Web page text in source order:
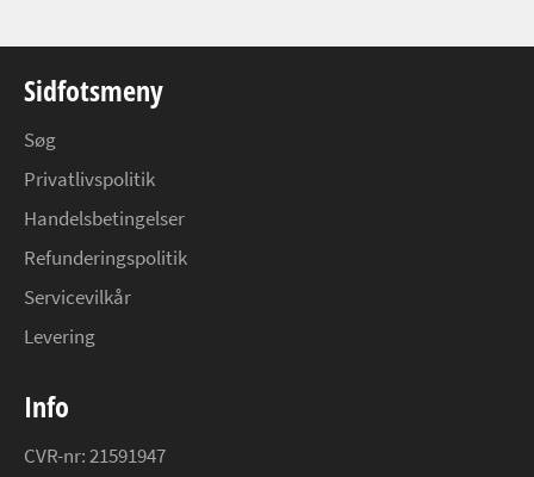
Sidfotsmeny
Søg
Privatlivspolitik
Handelsbetingelser
Refunderingspolitik
Servicevilkår
Levering
Info
CVR-nr: 21591947